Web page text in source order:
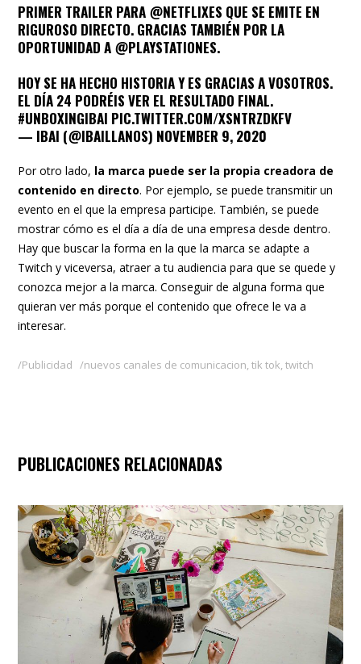
PRIMER TRAILER PARA @NETFLIXES QUE SE EMITE EN
RIGUROSO DIRECTO. GRACIAS TAMBIÉN POR LA
OPORTUNIDAD A @PLAYSTATIONES.
HOY SE HA HECHO HISTORIA Y ES GRACIAS A VOSOTROS.
EL DÍA 24 PODRÉIS VER EL RESULTADO FINAL.
#UNBOXINGIBAI PIC.TWITTER.COM/XSNTRZDKFV
— IBAI (@IBAILLANOS) NOVEMBER 9, 2020
Por otro lado, la marca puede ser la propia creadora de
contenido en directo. Por ejemplo, se puede transmitir un
evento en el que la empresa participe. También, se puede
mostrar cómo es el día a día de una empresa desde dentro.
Hay que buscar la forma en la que la marca se adapte a
Twitch y viceversa, atraer a tu audiencia para que se quede y
conozca mejor a la marca. Conseguir de alguna forma que
quieran ver más porque el contenido que ofrece le va a
interesar.
Publicidad nuevos canales de comunicacion,tik tok,twitch
PUBLICACIONES RELACIONADAS